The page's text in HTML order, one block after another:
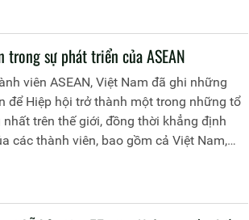
đưa đất nước bước vào một giai đoạn
tin điện tử Học viện Chính trị Công an
toàn văn bài viết:
sự phát triển của ASEAN
viên ASEAN, Việt Nam đã ghi những
để Hiệp hội trở thành một trong những tổ
trên thế giới, đồng thời khẳng định
các thành viên, bao gồm cả Việt Nam,